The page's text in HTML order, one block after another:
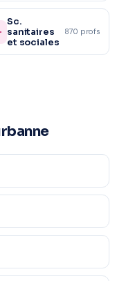
Sc.
sanitaires
et sociales
870 profs